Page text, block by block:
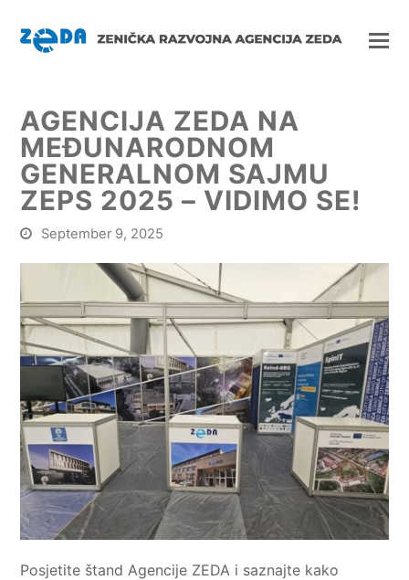
AGENCIJA ZEDA NA
MEĐUNARODNOM
GENERALNOM SAJMU
ZEPS 2025 – VIDIMO SE!
September 9, 2025
Posjetite štand Agencije ZEDA i saznajte kako